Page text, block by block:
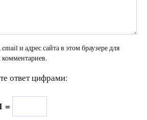
и адрес сайта в этом браузере для
ответ цифрами:
=